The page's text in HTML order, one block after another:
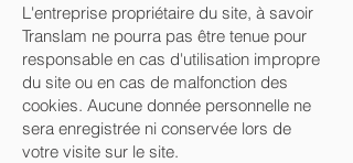
L'entreprise propriétaire du site, à savoir
Translam ne pourra pas être tenue pour
responsable en cas d'utilisation impropre
du site ou en cas de malfonction des
cookies. Aucune donnée personnelle ne
sera enregistrée ni conservée lors de
votre visite sur le site.